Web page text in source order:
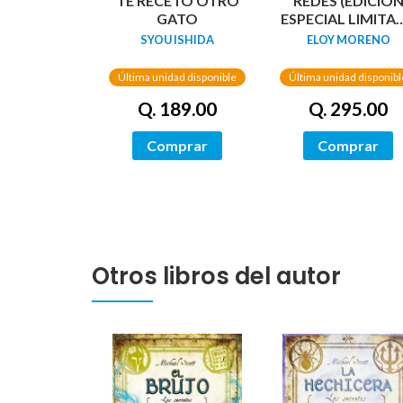
GATO
SYOU ISHIDA
Última unidad disponible
Q. 189.00
Comprar
ESPECIAL
GUARDAS
NETWORKS
ELOY MORENO
Última unidad
Q. 295.00
Comprar
Otros libros del autor